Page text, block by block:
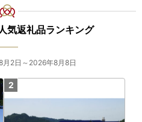
気返礼品ランキング
2日～2026年8月8日